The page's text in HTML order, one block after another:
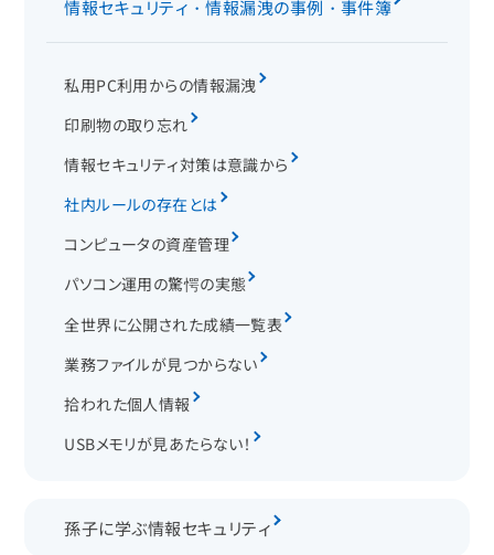
情報セキュリティ・情報漏洩の事例・事件簿
私用PC利用からの情報漏洩
印刷物の取り忘れ
情報セキュリティ対策は意識から
社内ルールの存在とは
コンピュータの資産管理
パソコン運用の驚愕の実態
全世界に公開された成績一覧表
業務ファイルが見つからない
拾われた個人情報
USBメモリが見あたらない！
孫子に学ぶ情報セキュリティ